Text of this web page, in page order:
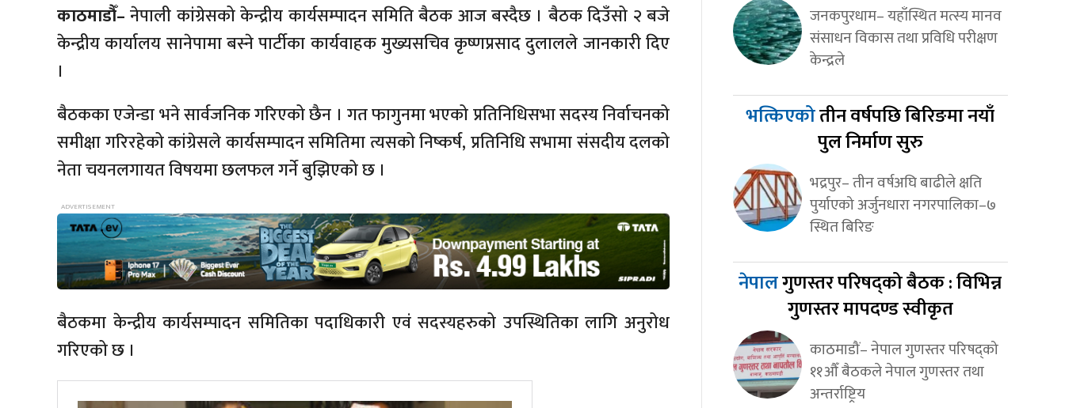
काठमाडौँ–नेपाली कांग्रेसको केन्द्रीय कार्यसम्पादन समिति बैठक आज बस्दैछ । बैठक दिउँसो २ बजे
केन्द्रीय कार्यालय सानेपामा बस्ने पार्टीका कार्यवाहक मुख्यसचिव कृष्णप्रसाद दुलालले जानकारी दिए
।
बैठकका एजेन्डा भने सार्वजनिक गरिएको छैन । गत फागुनमा भएको प्रतिनिधिसभा सदस्य निर्वाचनको
समीक्षा गरिरहेको कांग्रेसले कार्यसम्पादन समितिमा त्यसको निष्कर्ष, प्रतिनिधि सभामा संसदीय दलको
नेता चयनलगायत विषयमा छलफल गर्ने बुझिएको छ ।
बैठकमा केन्द्रीय कार्यसम्पादन समितिका पदाधिकारी एवं सदस्यहरुको उपस्थितिका लागि अनुरोध
गरिएको छ ।
जनकपुरधाम– यहाँस्थित मत्स्य मानव
संसाधन विकास तथा प्रविधि परीक्षण
केन्द्रले
भत्किएकोतीन वर्षपछि बिरिङमा नयाँ
पुल निर्माण सुरु
भद्रपुर– तीन वर्षअघि बाढीले क्षति
पुर्याएको अर्जुनधारा नगरपालिका–७
स्थित बिरिङ
नेपालगुणस्तर परिषद्को बैठक : विभिन्न
गुणस्तर मापदण्ड स्वीकृत
काठमाडौं– नेपाल गुणस्तर परिषद्को
११औँ बैठकले नेपाल गुणस्तर तथा
अन्तर्राष्ट्रिय